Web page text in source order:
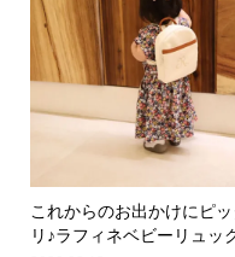
これからのお出かけにピッ
リ♪ラフィネベビーリュッ